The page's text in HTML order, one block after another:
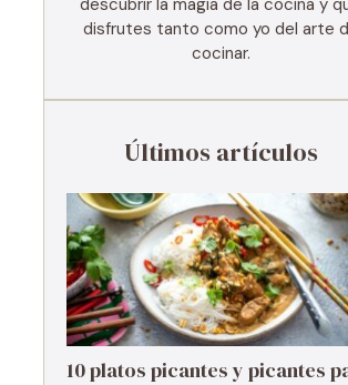
descubrir la magia de la cocina y
disfrutes tanto como yo del arte
cocinar.
Últimos artículos
10 platos picantes y picantes